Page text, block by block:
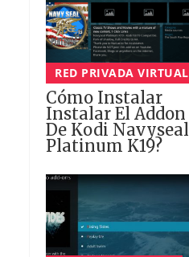
RED PRIVADA VIRTUAL
Cómo Instalar
Instalar El Addon
De Kodi Navyseal
Platinum K19?